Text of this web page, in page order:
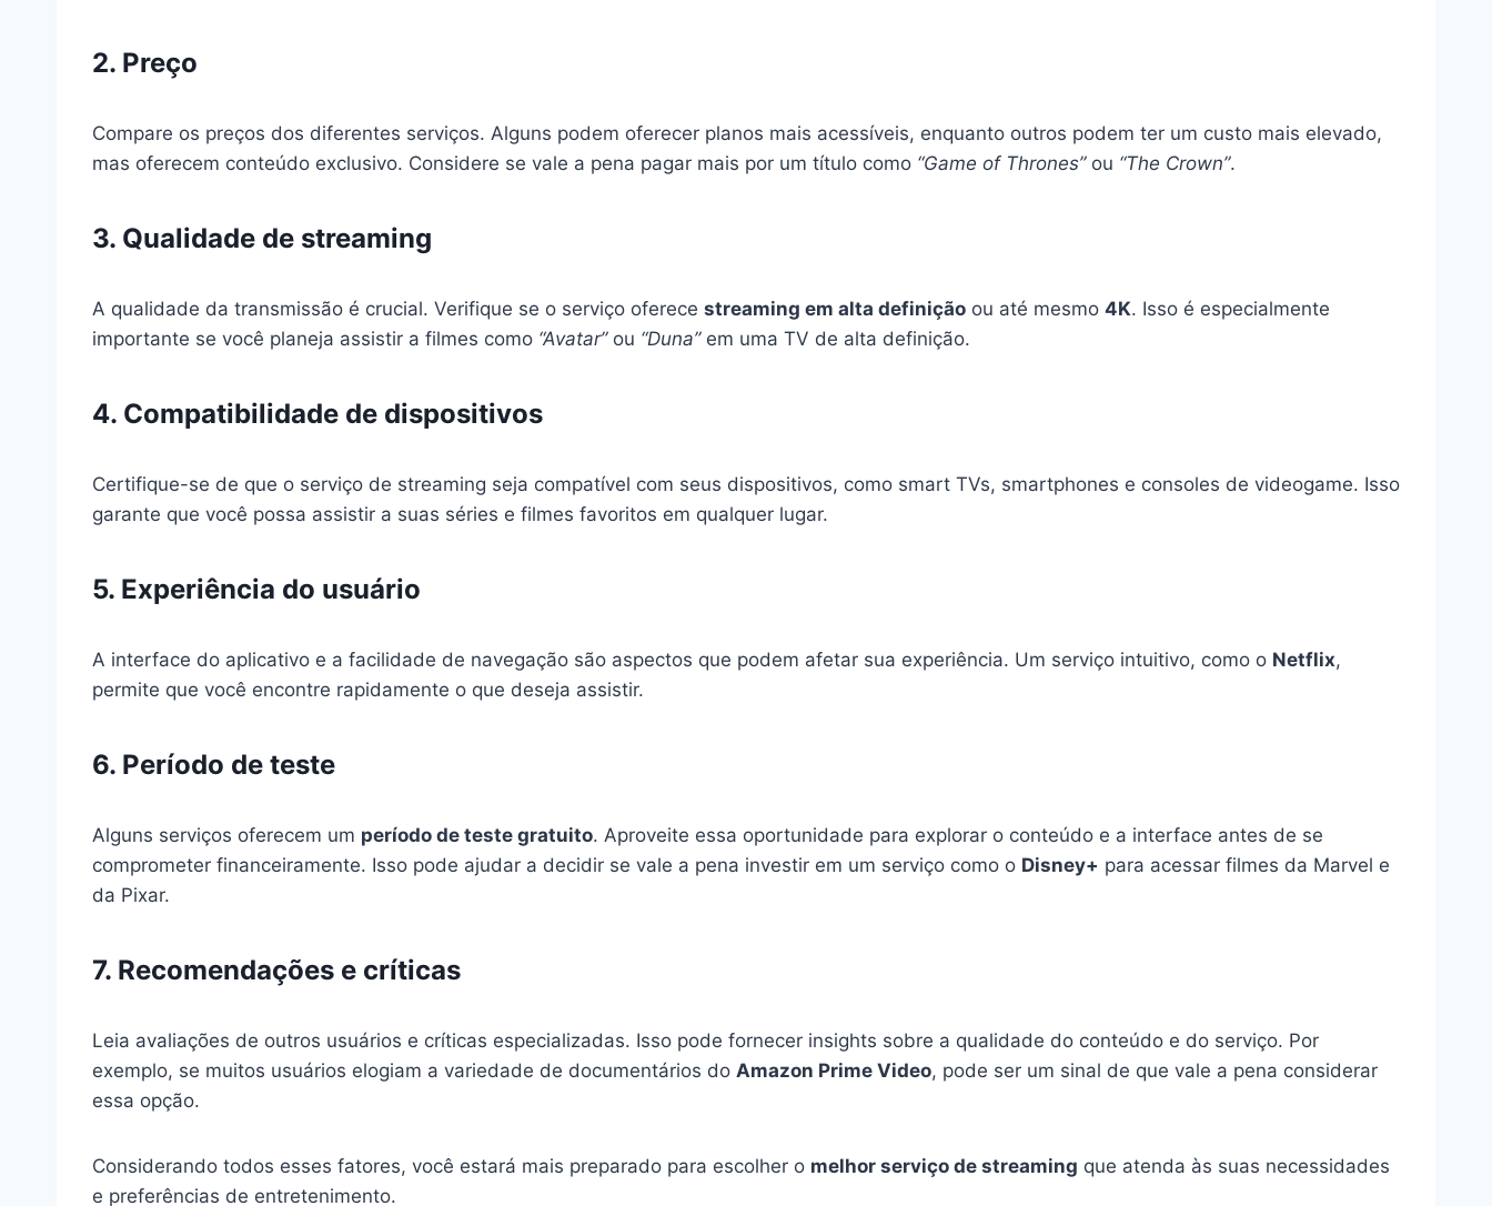
2. Preço
Compare os preços dos diferentes serviços. Alguns podem oferecer planos mais acessíveis, enquanto outros podem ter um custo mais elevado,
mas oferecem conteúdo exclusivo. Considere se vale a pena pagar mais por um título como “Game of Thrones”ou “The Crown”.
3. Qualidade de streaming
A qualidade da transmissão é crucial. Verifique se o serviço oferece streaming em alta definição ou até mesmo 4K. Isso é especialmente
importante se você planeja assistir a filmes como “Avatar”ou “Duna”em uma TV de alta definição.
4. Compatibilidade de dispositivos
Certifique-se de que o serviço de streaming seja compatível com seus dispositivos, como smart TVs, smartphones e consoles de videogame. Isso
garante que você possa assistir a suas séries e filmes favoritos em qualquer lugar.
5. Experiência do usuário
A interface do aplicativo e a facilidade de navegação são aspectos que podem afetar sua experiência. Um serviço intuitivo, como o Netflix,
permite que você encontre rapidamente o que deseja assistir.
6. Período de teste
Alguns serviços oferecem um período de teste gratuito. Aproveite essa oportunidade para explorar o conteúdo e a interface antes de se
comprometer financeiramente. Isso pode ajudar a decidir se vale a pena investir em um serviço como o Disney+ para acessar filmes da Marvel e
da Pixar.
7. Recomendações e críticas
Leia avaliações de outros usuários e críticas especializadas. Isso pode fornecer insights sobre a qualidade do conteúdo e do serviço. Por
exemplo, se muitos usuários elogiam a variedade de documentários do Amazon Prime Video, pode ser um sinal de que vale a pena considerar
essa opção.
Considerando todos esses fatores, você estará mais preparado para escolher o melhor serviço de streaming que atenda às suas necessidades
e preferências de entretenimento.